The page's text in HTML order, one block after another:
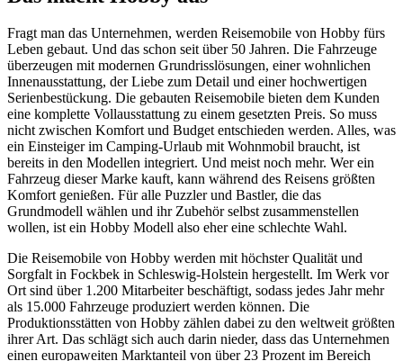
Fragt man das Unternehmen, werden Reisemobile von Hobby fürs
Leben gebaut. Und das schon seit über 50 Jahren. Die Fahrzeuge
überzeugen mit modernen Grundrisslösungen, einer wohnlichen
Innenausstattung, der Liebe zum Detail und einer hochwertigen
Serienbestückung. Die gebauten Reisemobile bieten dem Kunden
eine komplette Vollausstattung zu einem gesetzten Preis. So muss
nicht zwischen Komfort und Budget entschieden werden. Alles, was
ein Einsteiger im Camping-Urlaub mit Wohnmobil braucht, ist
bereits in den Modellen integriert. Und meist noch mehr. Wer ein
Fahrzeug dieser Marke kauft, kann während des Reisens größten
Komfort genießen. Für alle Puzzler und Bastler, die das
Grundmodell wählen und ihr Zubehör selbst zusammenstellen
wollen, ist ein Hobby Modell also eher eine schlechte Wahl.
Die Reisemobile von Hobby werden mit höchster Qualität und
Sorgfalt in Fockbek in Schleswig-Holstein hergestellt. Im Werk vor
Ort sind über 1.200 Mitarbeiter beschäftigt, sodass jedes Jahr mehr
als 15.000 Fahrzeuge produziert werden können. Die
Produktionsstätten von Hobby zählen dabei zu den weltweit größten
ihrer Art. Das schlägt sich auch darin nieder, dass das Unternehmen
einen europaweiten Marktanteil von über 23 Prozent im Bereich